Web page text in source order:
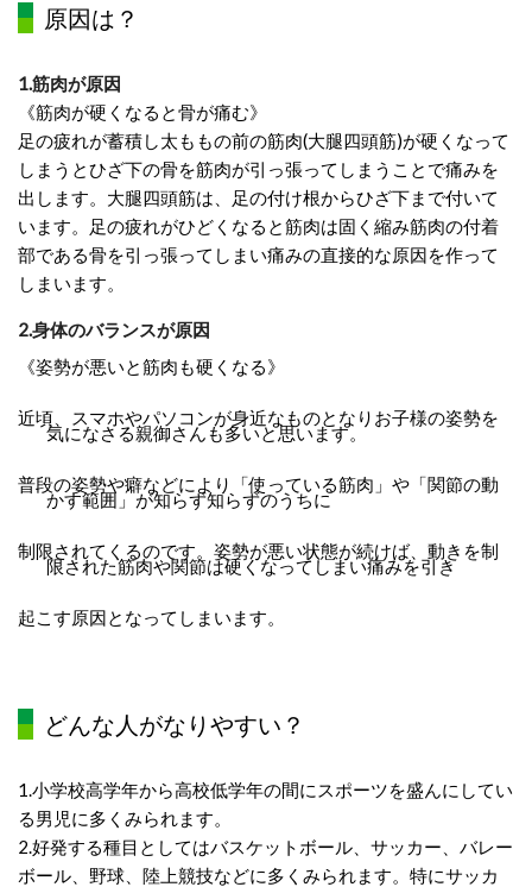
原因は？
1.筋肉が原因
《筋肉が硬くなると骨が痛む》
足の疲れが蓄積し太ももの前の筋肉(大腿四頭筋)が硬くなって
しまうとひざ下の骨を筋肉が引っ張ってしまうことで痛みを
出します。大腿四頭筋は、足の付け根からひざ下まで付いて
います。足の疲れがひどくなると筋肉は固く縮み筋肉の付着
部である骨を引っ張ってしまい痛みの直接的な原因を作って
しまいます。
2.身体のバランスが原因
《姿勢が悪いと筋肉も硬くなる》
近頃、スマホやパソコンが身近なものとなりお子様の姿勢を
気になさる親御さんも多いと思います。
普段の姿勢や癖などにより「使っている筋肉」や「関節の動
かす範囲」が知らず知らずのうちに
制限されてくるのです。姿勢が悪い状態が続けば、動きを制
限された筋肉や関節は硬くなってしまい痛みを引き
起こす原因となってしまいます。
どんな人がなりやすい？
1.小学校高学年から高校低学年の間にスポーツを盛んにしてい
る男児に多くみられます。
2.好発する種目としてはバスケットボール、サッカー、バレー
ボール、野球、陸上競技などに多くみられます。特にサッカ